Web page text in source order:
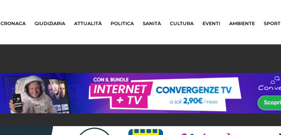
CRONACA GIUDIZIARIA ATTUALITÀ POLITICA SANITÀ CULTURA EVENTI AMBIENTE SPORT